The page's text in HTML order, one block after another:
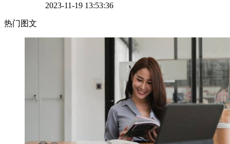
2023-11-19 13:53:36
热门图文